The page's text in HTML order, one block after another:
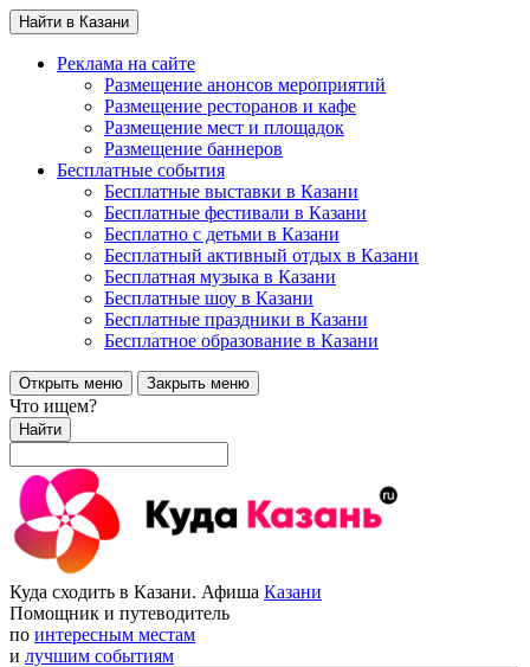
Найти в Казани
Реклама на сайте
Размещение анонсов мероприятий
Размещение ресторанов и кафе
Размещение мест и площадок
Размещение баннеров
Бесплатные события
Бесплатные выставки в Казани
Бесплатные фестивали в Казани
Бесплатно с детьми в Казани
Бесплатный активный отдых в Казани
Бесплатная музыка в Казани
Бесплатные шоу в Казани
Бесплатные праздники в Казани
Бесплатное образование в Казани
Открыть меню Закрыть меню
Что ищем?
Найти
Куда сходить в Казани. Афиша Казани
Помощник и путеводитель
по интересным местам
и лучшим событиям